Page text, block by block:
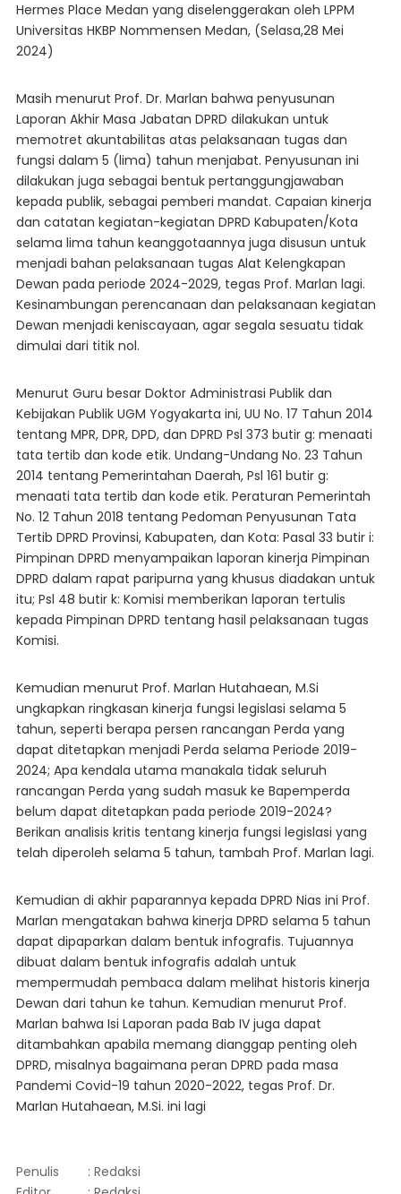
Hermes Place Medan yang diselenggerakan oleh LPPM
Universitas HKBP Nommensen Medan, (Selasa,28 Mei
2024)
Masih menurut Prof. Dr. Marlan bahwa penyusunan
Laporan Akhir Masa Jabatan DPRD dilakukan untuk
memotret akuntabilitas atas pelaksanaan tugas dan
fungsi dalam 5 (lima) tahun menjabat. Penyusunan ini
dilakukan juga sebagai bentuk pertanggungjawaban
kepada publik, sebagai pemberi mandat. Capaian kinerja
dan catatan kegiatan-kegiatan DPRD Kabupaten/Kota
selama lima tahun keanggotaannya juga disusun untuk
menjadi bahan pelaksanaan tugas Alat Kelengkapan
Dewan pada periode 2024-2029, tegas Prof. Marlan lagi.
Kesinambungan perencanaan dan pelaksanaan kegiatan
Dewan menjadi keniscayaan, agar segala sesuatu tidak
dimulai dari titik nol.
Menurut Guru besar Doktor Administrasi Publik dan
Kebijakan Publik UGM Yogyakarta ini, UU No. 17 Tahun 2014
tentang MPR, DPR, DPD, dan DPRD Psl 373 butir g: menaati
tata tertib dan kode etik. Undang-Undang No. 23 Tahun
2014 tentang Pemerintahan Daerah, Psl 161 butir g:
menaati tata tertib dan kode etik. Peraturan Pemerintah
No. 12 Tahun 2018 tentang Pedoman Penyusunan Tata
Tertib DPRD Provinsi, Kabupaten, dan Kota: Pasal 33 butir i:
Pimpinan DPRD menyampaikan laporan kinerja Pimpinan
DPRD dalam rapat paripurna yang khusus diadakan untuk
itu; Psl 48 butir k: Komisi memberikan laporan tertulis
kepada Pimpinan DPRD tentang hasil pelaksanaan tugas
Komisi.
Kemudian menurut Prof. Marlan Hutahaean, M.Si
ungkapkan ringkasan kinerja fungsi legislasi selama 5
tahun, seperti berapa persen rancangan Perda yang
dapat ditetapkan menjadi Perda selama Periode 2019-
2024; Apa kendala utama manakala tidak seluruh
rancangan Perda yang sudah masuk ke Bapemperda
belum dapat ditetapkan pada periode 2019-2024?
Berikan analisis kritis tentang kinerja fungsi legislasi yang
telah diperoleh selama 5 tahun, tambah Prof. Marlan lagi.
Kemudian di akhir paparannya kepada DPRD Nias ini Prof.
Marlan mengatakan bahwa kinerja DPRD selama 5 tahun
dapat dipaparkan dalam bentuk infografis. Tujuannya
dibuat dalam bentuk infografis adalah untuk
mempermudah pembaca dalam melihat historis kinerja
Dewan dari tahun ke tahun. Kemudian menurut Prof.
Marlan bahwa Isi Laporan pada Bab IV juga dapat
ditambahkan apabila memang dianggap penting oleh
DPRD, misalnya bagaimana peran DPRD pada masa
Pandemi Covid-19 tahun 2020-2022, tegas Prof. Dr.
Marlan Hutahaean, M.Si. ini lagi
Penulis
: Redaksi